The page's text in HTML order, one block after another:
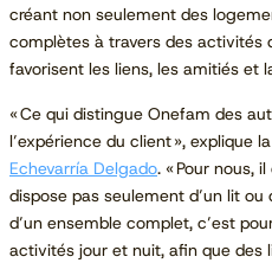
créant non seulement des
complètes à travers des activités
favorisent les liens, les amitiés et
« Ce qui distingue Onefam des
l’expérience du client », explique
Echevarría Delgado. « Pour nous,
dispose pas seulement d’un lit ou
d’un ensemble complet, c’est
activités jour et nuit, afin que des